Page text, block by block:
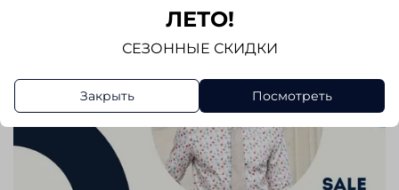
ЛЕТО!
СЕЗОННЫЕ СКИДКИ
Закрыть Посмотреть